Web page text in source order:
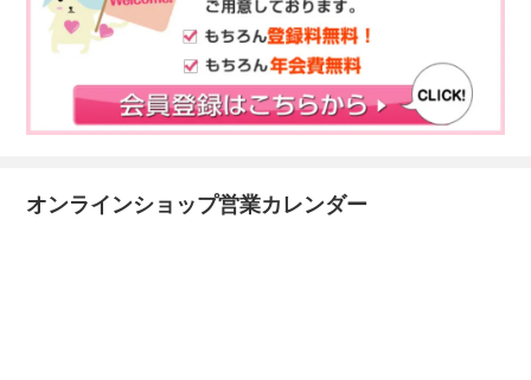
オンラインショップ営業カレンダー